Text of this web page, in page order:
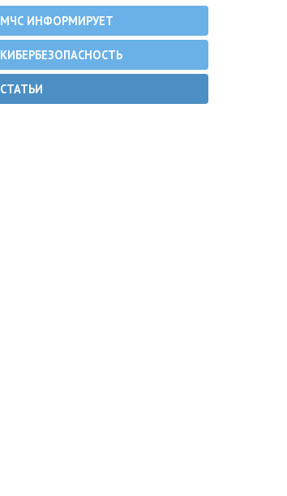
МЧС ИНФОРМИРУЕТ
КИБЕРБЕЗОПАСНОСТЬ
СТАТЬИ